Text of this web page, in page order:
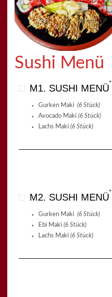
Sushi Menü
M1. SUSHI MENÜ
Gurken Maki (6 Stück)
Avocado Maki (6 Stück)
Lachs Maki (6 Stück)
M2. SUSHI MENÜ
Gurken Maki (6 Stück)
Ebi Maki (6 Stück)
Lachs Maki (6 Stück)